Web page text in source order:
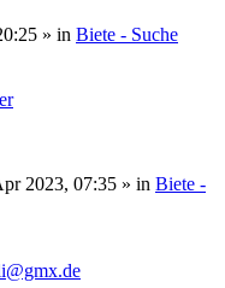
» in Biete - Suche
2023, 07:35 » in Biete -